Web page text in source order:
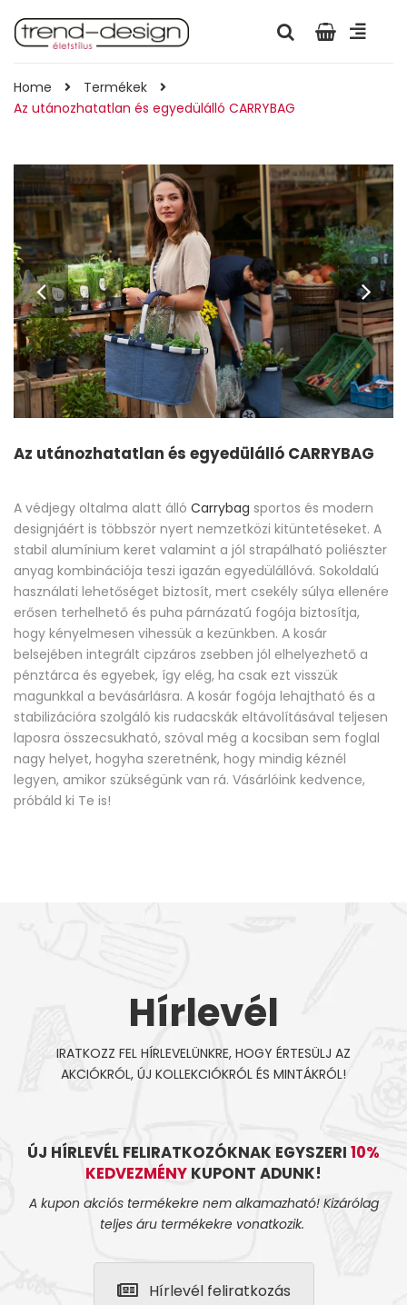
Home
Termékek
Az utánozhatatlan és egyedülálló CARRYBAG
Az utánozhatatlan és egyedülálló CARRYBAG
A védjegy oltalma alatt álló Carrybag sportos és modern
designjáért is többször nyert nemzetközi kitüntetéseket. A
stabil alumínium keret valamint a jól strapálható poliészter
anyag kombinációja teszi igazán egyedülállóvá. Sokoldalú
használati lehetőséget biztosít, mert csekély súlya ellenére
erősen terhelhető és puha párnázatú fogója biztosítja,
hogy kényelmesen vihessük a kezünkben. A kosár
belsejében integrált cipzáros zsebben jól elhelyezhető a
pénztárca és egyebek, így elég, ha csak ezt visszük
magunkkal a bevásárlásra. A kosár fogója lehajtható és a
stabilizációra szolgáló kis rudacskák eltávolításával teljesen
laposra összecsukható, szóval még a kocsiban sem foglal
nagy helyet, hogyha szeretnénk, hogy mindig kéznél
legyen, amikor szükségünk van rá. Vásárlóink kedvence,
próbáld ki Te is!
Hírlevél
IRATKOZZ FEL HÍRLEVELÜNKRE, HOGY ÉRTESÜLJ AZ
AKCIÓKRÓL, ÚJ KOLLEKCIÓKRÓL ÉS MINTÁKRÓL!
ÚJ HÍRLEVÉL FELIRATKOZÓKNAK EGYSZERI 10%
KEDVEZMÉNY KUPONT ADUNK!
A kupon akciós termékekre nem alkamazható! Kizárólag
teljes áru termékekre vonatkozik.
Hírlevél feliratkozás